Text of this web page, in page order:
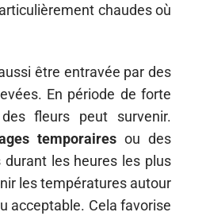
chaudes où
être entravée par des
En période de forte
fleurs peut survenir.
temporaires ou des
les heures les plus
les températures autour
acceptable. Cela favorise